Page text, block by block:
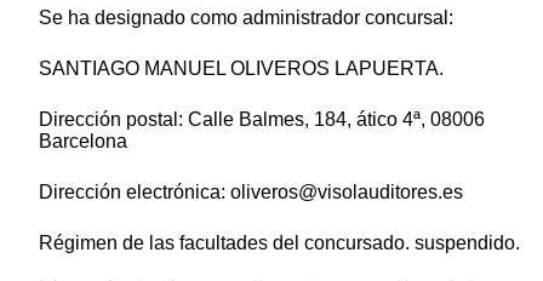
Se ha designado como administrador concursal:
SANTIAGO MANUEL OLIVEROS LAPUERTA.
Dirección postal: Calle Balmes, 184, ático 4ª, 08006
Barcelona
Dirección electrónica: oliveros@visolauditores.es
Régimen de las facultades del concursado. suspendido.